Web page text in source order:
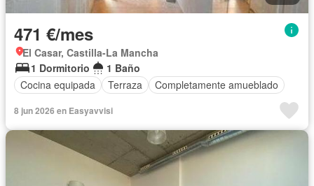
471 €/mes
El Casar, Castilla-La Mancha
1 Dormitorio
1 Baño
Cocina equipada
Terraza Completamente amueblado
8 jun 2026 en Easyavvisi